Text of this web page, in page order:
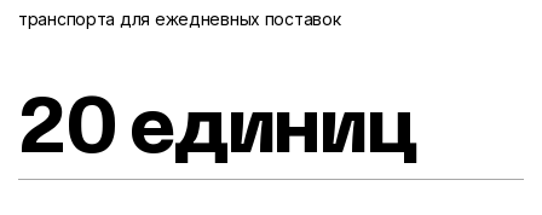
транспорта для ежедневных поставок
20 единиц